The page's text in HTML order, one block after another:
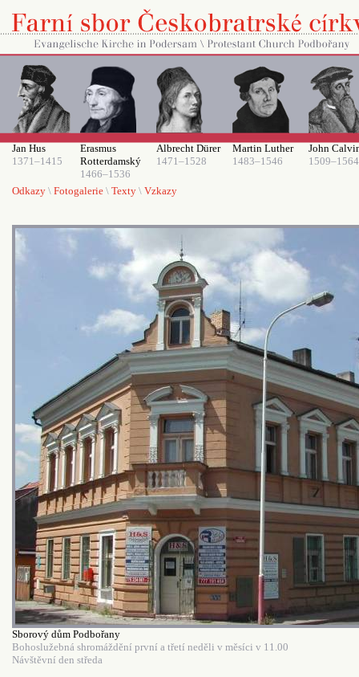
Jan Hus
1371–1415
Erasmus
Rotterdamský
1466–1536
Albrecht Dürer
1471–1528
Martin Luther
1483–1546
John
1509–1564
Odkazy \ Fotogalerie \ Texty \ Vzkazy
Sborový dům Podbořany
Bohoslužebná shromáždění první a třetí neděli v měsíci v 11.00
Návštěvní den středa